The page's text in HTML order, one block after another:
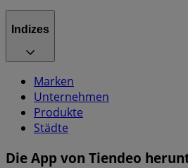
Indizes
Marken
Unternehmen
Produkte
Städte
Die App von Tiendeo